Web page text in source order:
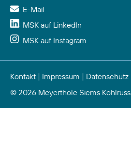
E-Mail
MSK auf LinkedIn
MSK auf Instagram
Kontakt | Impressum | Datenschutz
© 2026 Meyerthole Siems Kohlruss